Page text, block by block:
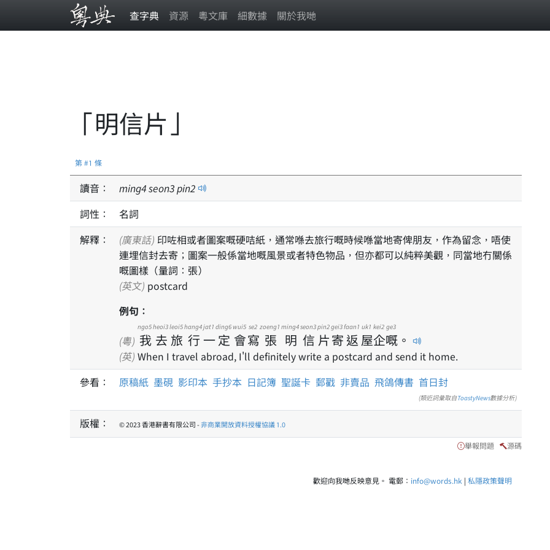
查字典 資源 粵文庫 細數據 關於我哋
「明信片」
第 #1 條
讀音： ming4seon3pin2
詞性：
名詞
解釋：
(廣東話)
連埋信封去寄；圖案一般係當地嘅風景或者特色物品，但亦都可以純粹美觀，同當地冇關係
嘅圖樣（量詞：張）
(英文) postcard
例句：
(粵) 我
ngo5
去
heoi3
旅
leoi5
行
hang4
一
jat1
定
ding6
會
wui5
寫
se2
張
zoeng1
明
ming4
信
seon3
片
pin2
寄
gei3
返
faan1
屋
uk1
企
kei2
嘅
ge3
。
(英) When I travel abroad, I'll definitely write a postcard and send it home.
參看：
原稿紙 墨硯 影印本 手抄本 日記簿 聖誕卡 郵戳 非賣品 飛鴿傳書 首日封
(類近詞彙取自ToastyNews數據分析)
版權： © 2023 香港辭書有限公司 -非商業開放資料授權協議 1.0
舉報問題 源碼
歡迎向我哋反映意見。 電郵： info@words.hk | 私隱政策聲明